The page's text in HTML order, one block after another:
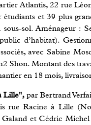
Atlantis, 22 rue
et 39 plus
sol. Aménageur :
d’habitat).
avec Sabine
Shon. Montant des
en 18 mois,
Lille", par Bertrand
rue Racine à Lille
et Cédric